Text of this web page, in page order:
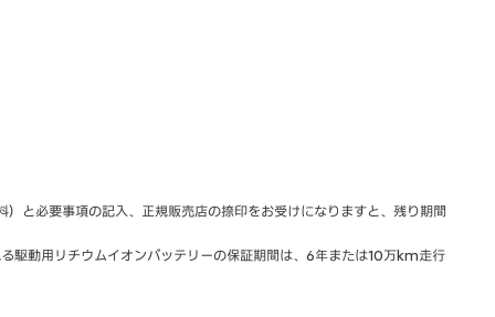
と必要事項の記入、正規販売店の捺印をお受けになりますと、残り期間
駆動用リチウムイオンバッテリーの保証期間は、6年または10万km走行